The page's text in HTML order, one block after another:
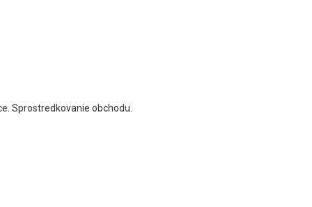
Sprostredkovanie obchodu.